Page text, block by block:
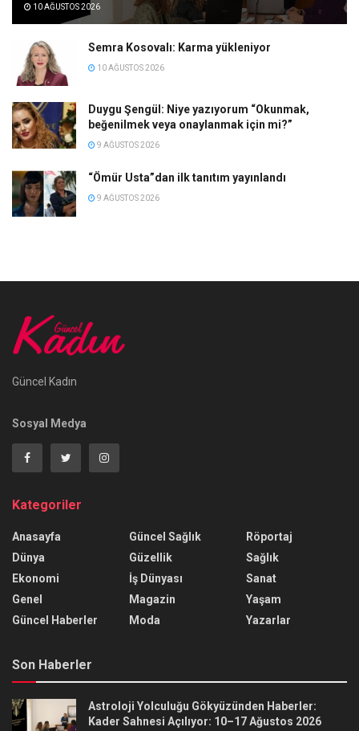
10 AĞUSTOS 2026
Semra Kosovalı: Karma yükleniyor
10 AĞUSTOS 2026
Duygu Şengül: Niye yazıyorum “Okunmak,
beğenilmek veya onaylanmak için mi?”
9 AĞUSTOS 2026
“Ömür Usta”dan ilk tanıtım yayınlandı
9 AĞUSTOS 2026
Güncel Kadın
Sosyal Medya
Kategoriler
Anasayfa
Dünya
Ekonomi
Genel
Güncel Haberler
Güncel Sağlık
Güzellik
İş Dünyası
Magazin
Moda
Röportaj
Sağlık
Sanat
Yaşam
Yazarlar
Son Haberler
Astroloji Yolculuğu Gökyüzünden Haberler:
Kader Sahnesi Açılıyor: 10–17 Ağustos 2026